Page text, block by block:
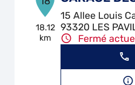
18.12
km
15 Allee Louis
93320 LES
Fermé